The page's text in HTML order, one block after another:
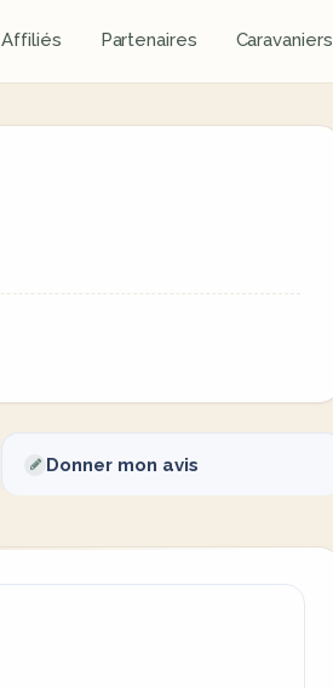
Affiliés Partenaires Caravaniers
Donner mon avis